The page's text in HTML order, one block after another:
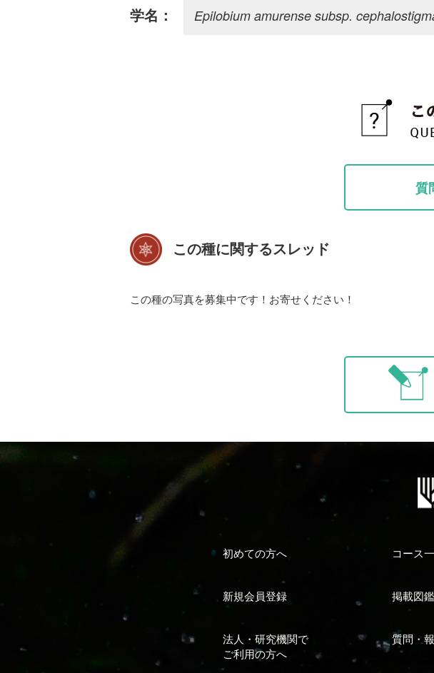
学名： Epilobium amurense subsp.
質
この種に関するスレッド
この種の写真を募集中です！お寄せください！
初めての方へ コース
新規会員登録 掲載図
法人・研究機関で
ご利用の方へ
質問・